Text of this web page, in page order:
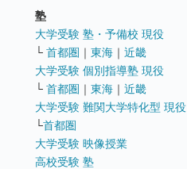
塾
大学受験 塾・予備校 現役
└ 首都圏 ｜ 東海 ｜ 近畿
大学受験 個別指導塾 現役
└ 首都圏 ｜ 東海 ｜ 近畿
大学受験 難関大学特化型 現役
└首都圏
大学受験 映像授業
高校受験 塾